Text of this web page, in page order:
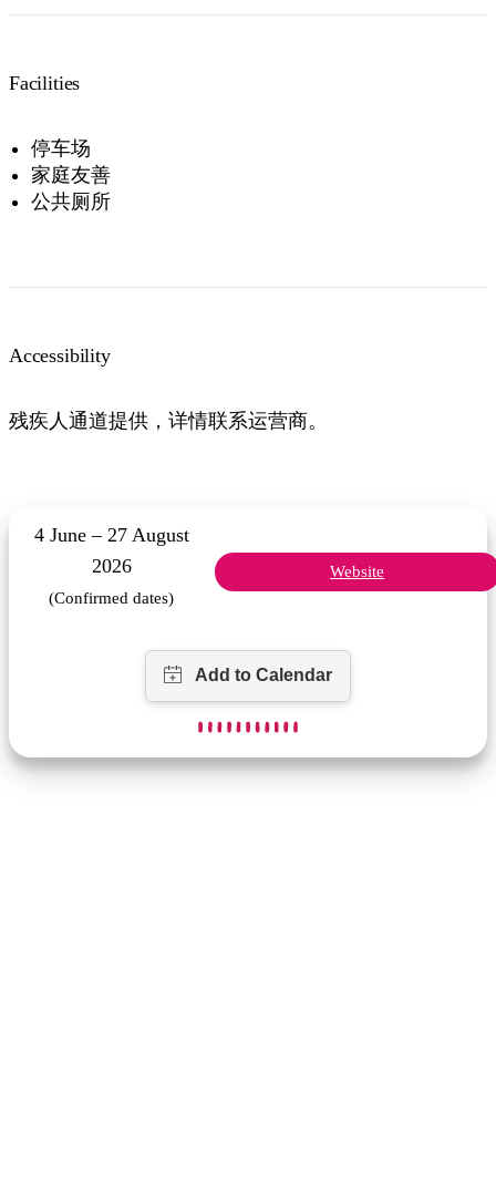
Facilities
停车场
家庭友善
公共厕所
Accessibility
残疾人通道提供，详情联系运营商。
4 June – 27 August
2026
(Confirmed dates)
Website